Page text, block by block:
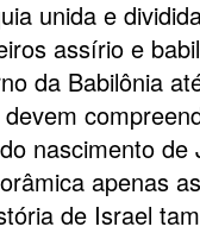
unida e
assírio e
da Babilônia
nascimento
apenas
de Israel